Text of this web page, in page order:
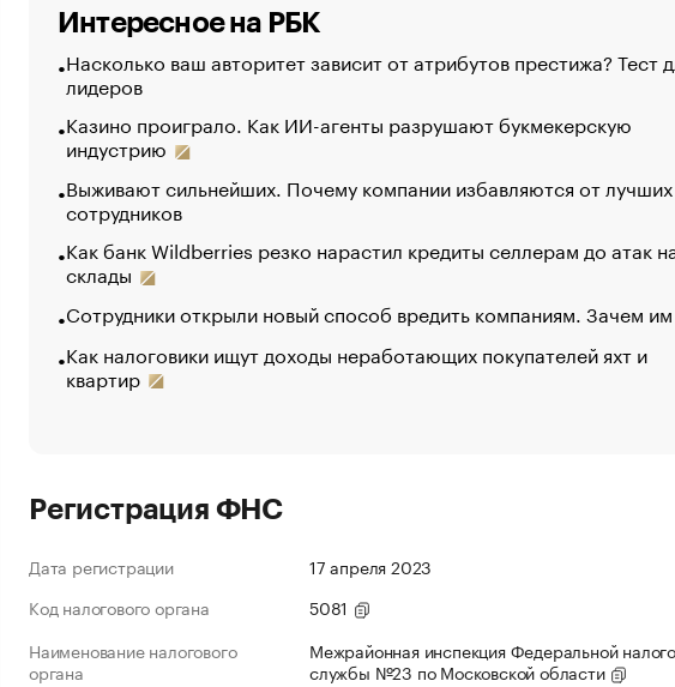
Интересное на РБК
Насколько ваш авторитет зависит от атрибутов престижа? Тест
лидеров
Казино проиграло. Как ИИ-агенты разрушают букмекерскую
индустрию
Выживают сильнейших. Почему компании избавляются от лучших
сотрудников
Как банк Wildberries резко нарастил кредиты селлерам до атак
склады
Сотрудники открыли новый способ вредить компаниям. Зачем
Как налоговики ищут доходы неработающих покупателей яхт и
квартир
Регистрация ФНС
Дата регистрации
17 апреля 2023
Код налогового органа
5081
Наименование налогового
органа
Межрайонная инспекция Федеральной
службы №23 по Московской области